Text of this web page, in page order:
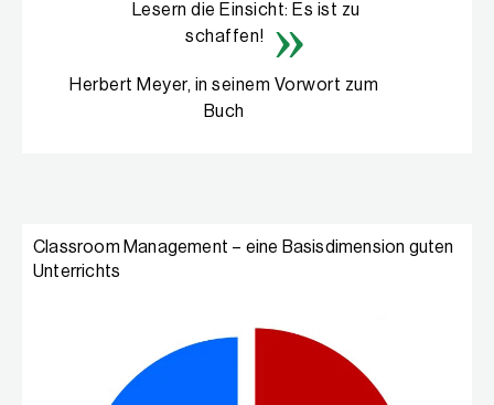
Lesern die Einsicht: Es ist zu
schaffen!
Herbert Meyer, in seinem Vorwort zum
Buch
Classroom Management – eine Basisdimension guten
Unterrichts